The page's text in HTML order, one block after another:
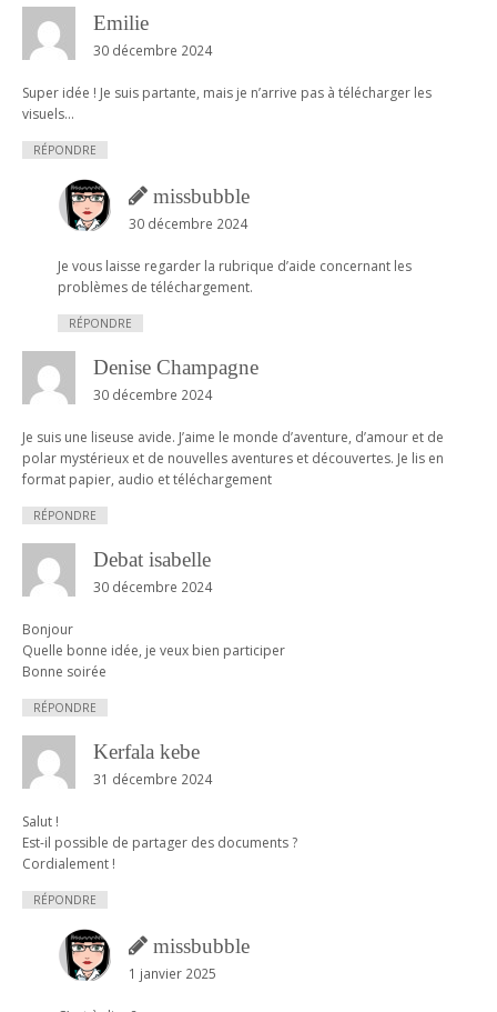
Emilie
30 décembre 2024
Super idée ! Je suis partante, mais je n’arrive pas à télécharger les
visuels…
RÉPONDRE
missbubble
30 décembre 2024
Je vous laisse regarder la rubrique d’aide concernant les
problèmes de téléchargement.
RÉPONDRE
Denise Champagne
30 décembre 2024
Je suis une liseuse avide. J’aime le monde d’aventure, d’amour et de
polar mystérieux et de nouvelles aventures et découvertes. Je lis en
format papier, audio et téléchargement
RÉPONDRE
Debat isabelle
30 décembre 2024
Bonjour
Quelle bonne idée, je veux bien participer
Bonne soirée
RÉPONDRE
Kerfala kebe
31 décembre 2024
Salut !
Est-il possible de partager des documents ?
Cordialement !
RÉPONDRE
missbubble
1 janvier 2025